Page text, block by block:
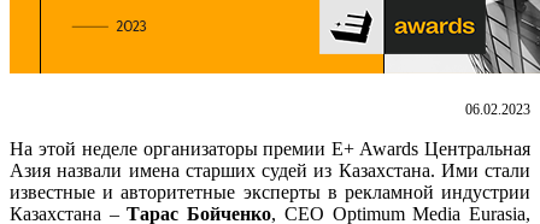
06.02.2023
На этой неделе организаторы премии E+ Awards Центральная
Азия назвали имена старших судей из Казахстана. Ими стали
известные и авторитетные эксперты в рекламной индустрии
Казахстана –Тарас Бойченко, CEO Optimum Media Eurasia,